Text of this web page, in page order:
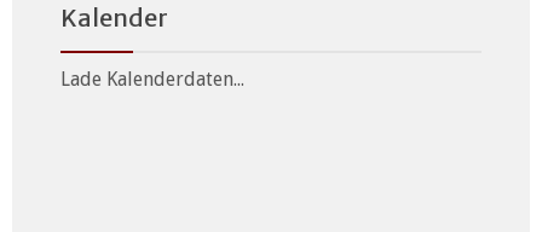
Kalender
Lade Kalenderdaten...